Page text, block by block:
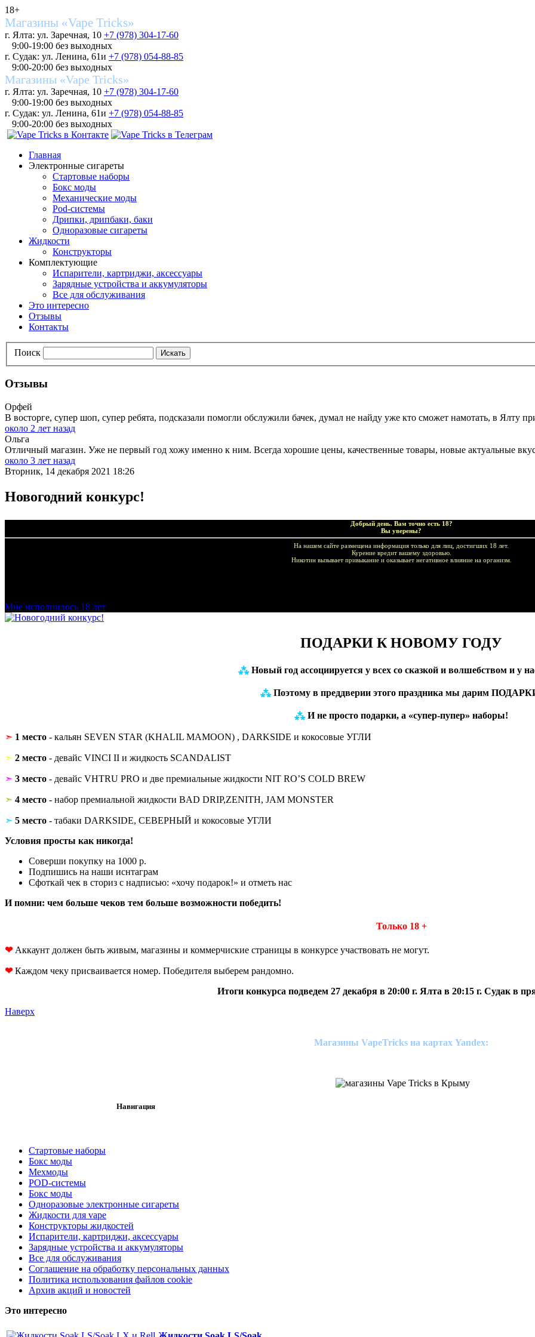
18+
Магазины «Vape Tricks»
г. Ялта: ул. Заречная, 10 +7 (978) 304-17-60
9:00-19:00 без выходных
г. Судак: ул. Ленина, 61и +7 (978) 054-88-85
9:00-20:00 без выходных
Магазины «Vape Tricks»
г. Ялта: ул. Заречная, 10 +7 (978) 304-17-60
9:00-19:00 без выходных
г. Судак: ул. Ленина, 61и +7 (978) 054-88-85
9:00-20:00 без выходных
Главная
Электронные сигареты
Стартовые наборы
Бокс моды
Механические моды
Pod-системы
Дрипки, дрипбаки, баки
Одноразовые сигареты
Жидкости
Конструкторы
Комплектующие
Испарители, картриджи, аксессуары
Зарядные устройства и аккумуляторы
Все для обслуживания
Это интересно
Отзывы
Контакты
Поиск Искать
Отзывы
Орфей
В восторге, супер шоп, супер ребята, подсказали помогли обслужили бачек, думал не найду уже кто сможет намотать, в Ялту
около 2 лет назад
Ольга
Отличный магазин. Уже не первый год хожу именно к ним. Всегда хорошие цены, качественные товары, новые актуальные
около 3 лет назад
Вторник, 14 декабря 2021 18:26
Новогодний конкурс!
Добрый день. Вам точно есть 18?
Вы уверены?
На нашем сайте размещена информация только для лиц, достигших 18 лет.
Курение вредит вашему здоровью.
Никотин вызывает привыкание и оказывает негативное влияние на организм.
Мне исполнилось 18 лет
ПОДАРКИ К НОВОМУ ГОДУ
⁂Новый год ассоциируется у всех со сказкой и волшебством и у
⁂Поэтому в преддверии этого праздника мы дарим
⁂И не просто подарки, а «супер-пупер» наборы!
➣ 1 место - кальян SEVEN STAR (KHALIL MAMOON) , DARKSIDE и кокосовые УГЛИ
➣ 2 место - девайс VINCI II и жидкость SCANDALIST
➣ 3 место - девайс VHTRU PRO и две премиальные жидкости NIT RO’S COLD BREW
➣ 4 место - набор премиальной жидкости BAD DRIP,ZENITH, JAM MONSTER
➣ 5 место - табаки DARKSIDE, СЕВЕРНЫЙ и кокосовые УГЛИ
Условия просты как никогда!
Соверши покупку на 1000 р.
Подпишись на наши иснтаграм
Сфоткай чек в сториз с надписью: «хочу подарок!» и отметь нас
И помни: чем больше чеков тем больше возможности победить!
Только 18 +
❤ Аккаунт должен быть живым, магазины и коммерчиские страницы в конкурсе участвовать не могут.
❤ Каждом чеку присваивается номер. Победителя выберем рандомно.
Итоги конкурса подведем 27 декабря в 20:00 г. Ялта в 20:15 г. Судак в
Наверх
Магазины VapeTricks на картах Yandex:
Навигация
Стартовые наборы
Бокс моды
Мехмоды
POD-системы
Бокс моды
Одноразовые электронные сигареты
Жидкости для vape
Конструкторы жидкостей
Испарители, картриджи, аксессуары
Зарядные устройства и аккумуляторы
Все для обслуживания
Соглашение на обработку персональных данных
Политика использования файлов cookie
Архив акций и новостей
Это интересно